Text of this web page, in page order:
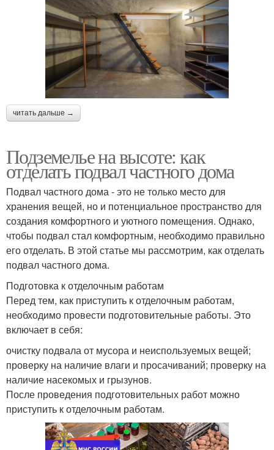
читать дальше →
Подземелье на высоте: как
отделать подвал частного дома
Подвал частного дома - это не только место для
хранения вещей, но и потенциальное пространство для
создания комфортного и уютного помещения. Однако,
чтобы подвал стал комфортным, необходимо правильно
его отделать. В этой статье мы рассмотрим, как отделать
подвал частного дома.
Подготовка к отделочным работам
Перед тем, как приступить к отделочным работам,
необходимо провести подготовительные работы. Это
включает в себя:
очистку подвала от мусора и неиспользуемых вещей;
проверку на наличие влаги и просачиваний; проверку на
наличие насекомых и грызунов.
После проведения подготовительных работ можно
приступить к отделочным работам.